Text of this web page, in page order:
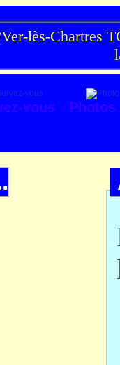
lès-Chartres
vous
Photos